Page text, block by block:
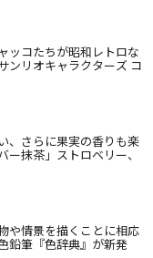
ッコたちが昭和レトロな
ンリオキャラクターズ コ
、さらに果実の香りも楽
ー抹茶」ストロベリー、
や情景を描くことに相応
鉛筆『色辞典』が新発